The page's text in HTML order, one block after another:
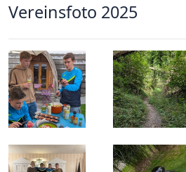
Vereinsfoto 2025